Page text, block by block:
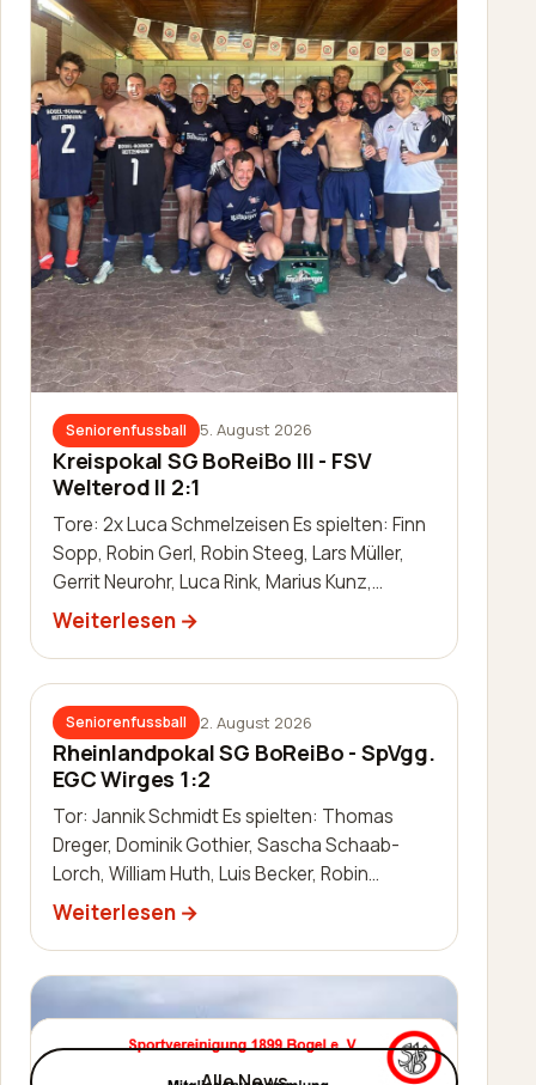
Seniorenfussball 5. August 2026
Kreispokal SG BoReiBo III - FSV
Welterod II 2:1
Tore: 2x Luca Schmelzeisen Es spielten: Finn
Sopp, Robin Gerl, Robin Steeg, Lars Müller,
Gerrit Neurohr, Luca Rink, Marius Kunz,
Manuel Häuser, Lukas Schleis,…
Weiterlesen
Seniorenfussball 2. August 2026
Rheinlandpokal SG BoReiBo - SpVgg.
EGC Wirges 1:2
Tor: Jannik Schmidt Es spielten: Thomas
Dreger, Dominik Gothier, Sascha Schaab-
Lorch, William Huth, Luis Becker, Robin
Zimmermann, Julien Leidinger, Jannik Schm…
Weiterlesen